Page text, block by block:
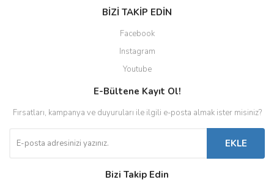
BİZİ TAKİP EDİN
Facebook
Instagram
Youtube
E-Bültene Kayıt Ol!
Fırsatları, kampanya ve duyuruları ile ilgili e-posta almak ister misiniz?
EKLE
Bizi Takip Edin